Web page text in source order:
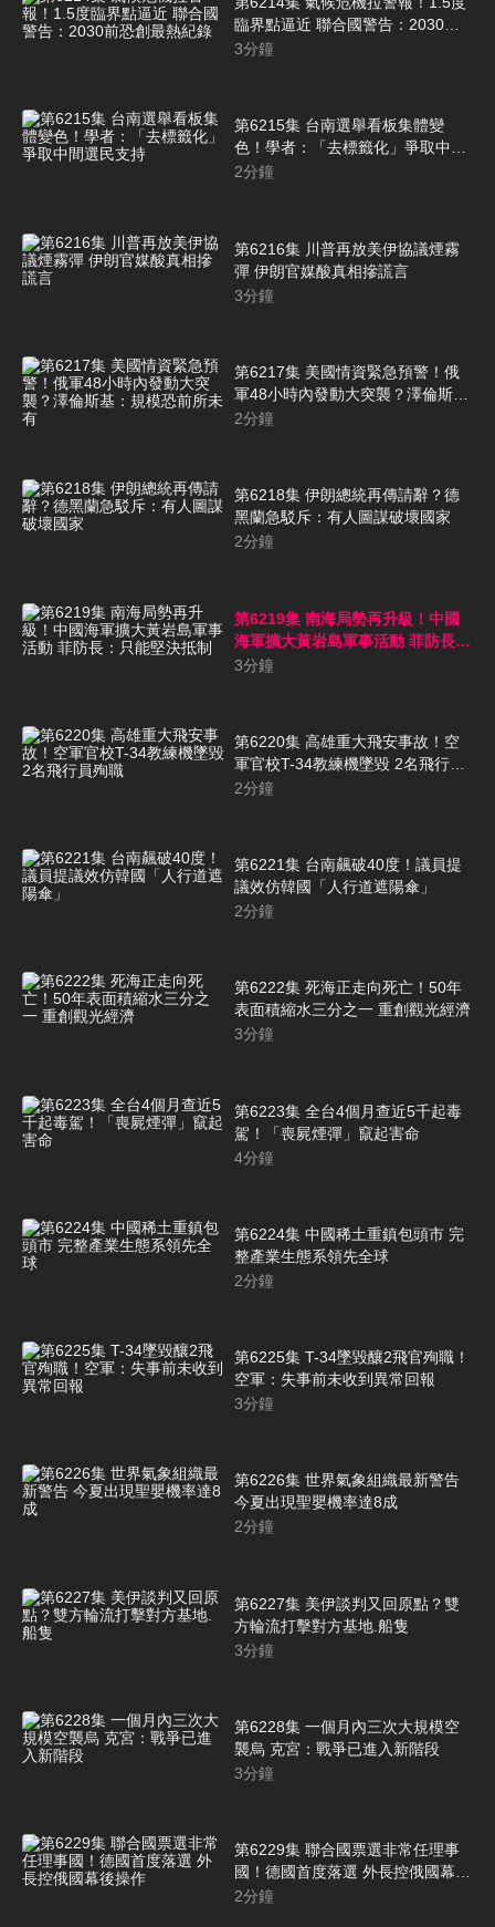
臨界點逼近 聯合國警告：2030前
恐創最熱紀錄
3分鐘
第6215集 台南選舉看板集體變
色！學者：「去標籤化」爭取中間
選民支持
2分鐘
第6216集 川普再放美伊協議煙霧
彈 伊朗官媒酸真相摻謊言
3分鐘
第6217集 美國情資緊急預警！俄
軍48小時內發動大突襲？澤倫斯
基：規模恐前所未有
2分鐘
第6218集 伊朗總統再傳請辭？德
黑蘭急駁斥：有人圖謀破壞國家
2分鐘
第6219集 南海局勢再升級！中國
海軍擴大黃岩島軍事活動 菲防長：
只能堅決抵制
3分鐘
第6220集 高雄重大飛安事故！空
軍官校T-34教練機墜毀 2名飛行員
殉職
2分鐘
第6221集 台南飆破40度！議員提
議效仿韓國「人行道遮陽傘」
2分鐘
第6222集 死海正走向死亡！50年
表面積縮水三分之一 重創觀光經濟
3分鐘
第6223集 全台4個月查近5千起毒
駕！「喪屍煙彈」竄起害命
4分鐘
第6224集 中國稀土重鎮包頭市 完
整產業生態系領先全球
2分鐘
第6225集 T-34墜毀釀2飛官殉職！
空軍：失事前未收到異常回報
3分鐘
第6226集 世界氣象組織最新警告
今夏出現聖嬰機率達8成
2分鐘
第6227集 美伊談判又回原點？雙
方輪流打擊對方基地.船隻
3分鐘
第6228集 一個月內三次大規模空
襲烏 克宮：戰爭已進入新階段
3分鐘
第6229集 聯合國票選非常任理事
國！德國首度落選 外長控俄國幕後
操作
2分鐘